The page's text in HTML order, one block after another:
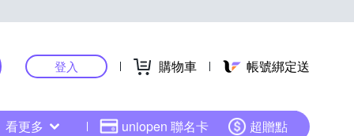
登入 購物車 帳號綁定送
看更多 uniopen 聯名卡 超贈點